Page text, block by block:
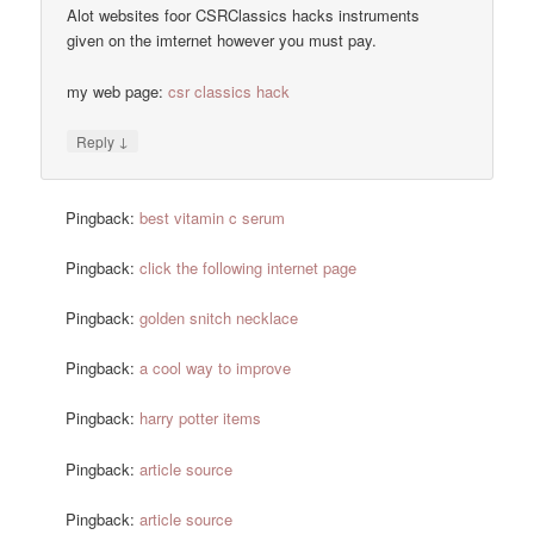
Alot websites foor CSRClassics hacks instruments
given on the imternet however you must pay.
my web page:csr classics hack
Reply ↓
Pingback:best vitamin c serum
Pingback:click the following internet page
Pingback:golden snitch necklace
Pingback:a cool way to improve
Pingback: harry potter items
Pingback:article source
Pingback:article source